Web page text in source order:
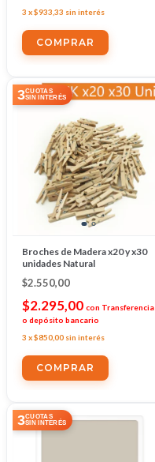
3 x$933,33 sin interés
COMPRAR
3CUOTAS
SIN INTERÉS
Broches de Madera x20 y x30
unidades Natural
$2.550,00
$2.295,00 con Transferencia
o depósito bancario
3 x$850,00 sin interés
COMPRAR
3CUOTAS
SIN INTERÉS